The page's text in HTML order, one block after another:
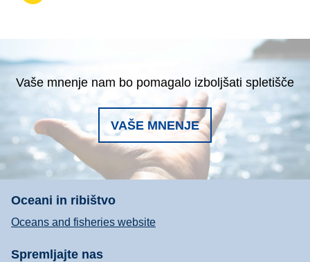
Vaše mnenje nam bo pomagalo izboljšati spletišče
VAŠE MNENJE
Oceani in ribištvo
Oceans and fisheries website
Spremljajte nas